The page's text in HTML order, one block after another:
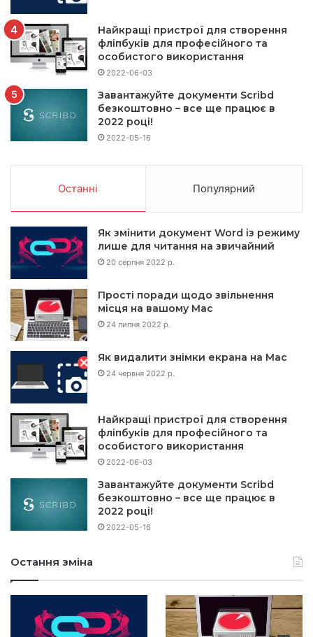
Найкращі пристрої для створення
фліпбуків для професійного та
особистого використання
2022-06-03
Завантажуйте документи Scribd
безкоштовно – все ще працює в
2022 році!
2022-05-16
Останні Популярний
Як змінити документ Word із режиму
лише для читання на звичайний
20 серпня 2022 р.
Прості поради щодо звільнення
місця на вашому Mac
24 липня 2022 р.
Як видалити знімки екрана на Mac
24 червня 2022 р.
Найкращі пристрої для створення
фліпбуків для професійного та
особистого використання
2022-06-03
Завантажуйте документи Scribd
безкоштовно – все ще працює в
2022 році!
2022-05-16
Остання зміна